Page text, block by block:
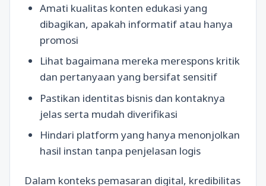
Amati kualitas konten edukasi yang
dibagikan, apakah informatif atau hanya
promosi
Lihat bagaimana mereka merespons kritik
dan pertanyaan yang bersifat sensitif
Pastikan identitas bisnis dan kontaknya
jelas serta mudah diverifikasi
Hindari platform yang hanya menonjolkan
hasil instan tanpa penjelasan logis
Dalam konteks pemasaran digital, kredibilitas